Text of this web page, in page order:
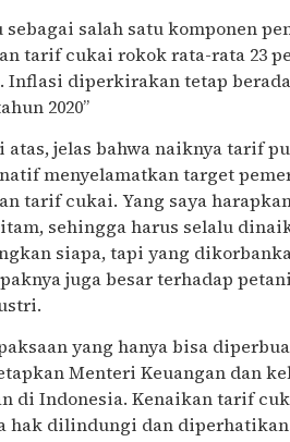
salah satu komponen
tarif cukai rokok rata-rata 23
diperkirakan tetap
2020”
jelas bahwa naiknya tarif
menyelamatkan target
tarif cukai. Yang saya
sehingga harus selalu
siapa, tapi yang
juga besar terhadap
yang hanya bisa
Menteri Keuangan dan
di Indonesia. Kenaikan tarif
hak dilindungi dan